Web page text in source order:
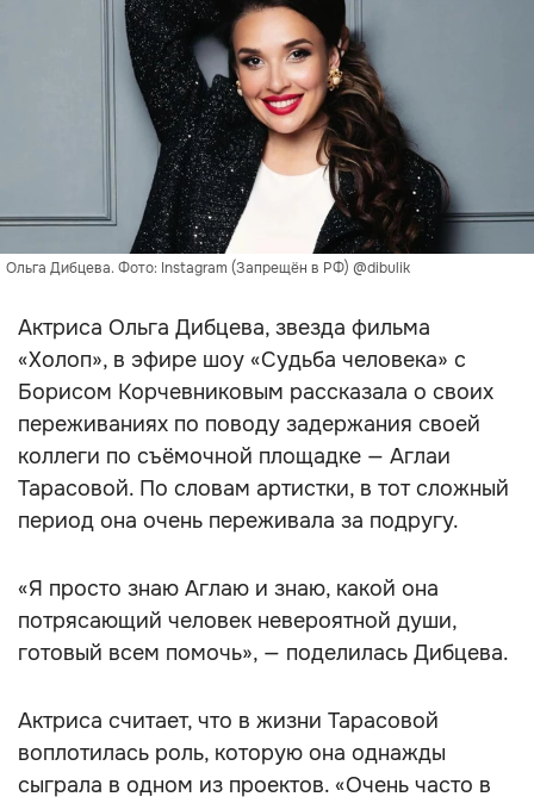
Ольга Дибцева. Фото: Instagram (Запрещён в РФ) @dibulik
Актриса Ольга Дибцева, звезда фильма
«Холоп», в эфире шоу «Судьба человека» с
Борисом Корчевниковым рассказала о своих
переживаниях по поводу задержания своей
коллеги по съёмочной площадке — Аглаи
Тарасовой. По словам артистки, в тот сложный
период она очень переживала за подругу.
«Я просто знаю Аглаю и знаю, какой она
потрясающий человек невероятной души,
готовый всем помочь», — поделилась Дибцева.
Актриса считает, что в жизни Тарасовой
воплотилась роль, которую она однажды
сыграла в одном из проектов. «Очень часто в